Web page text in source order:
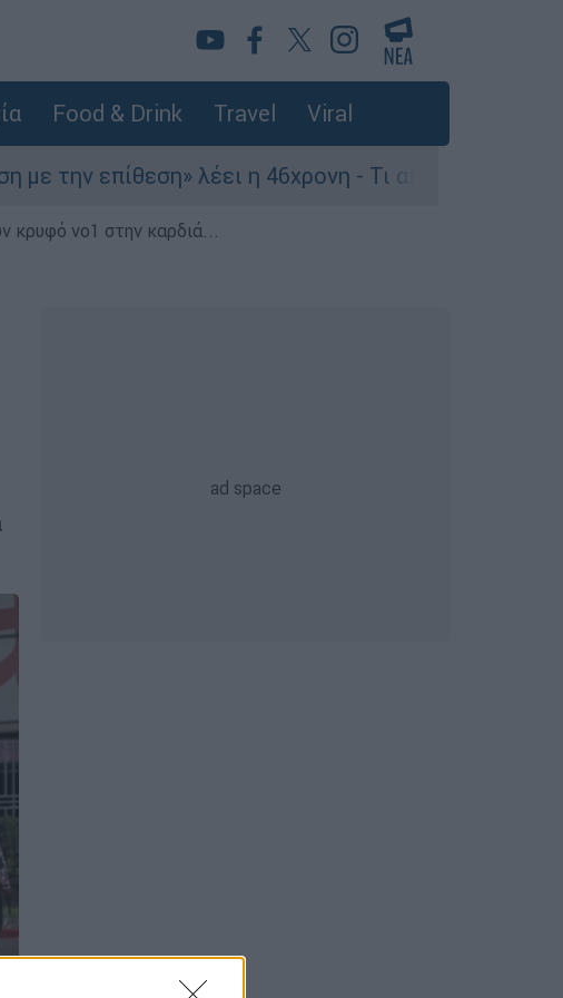
Food & Drink Travel Viral
λέει η 46χρονη - Τι αποκάλυψε στους
κρυφό νο1 στην καρδιά...